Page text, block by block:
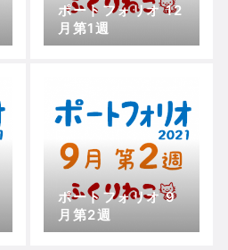
ポートフォリオ 12
月第1週
ポートフォリオ 9
月第2週